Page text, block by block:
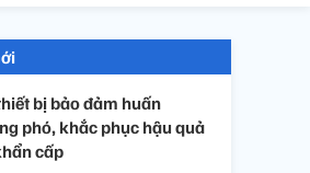
bị bảo đảm huấn
phó, khắc phục hậu quả
cấp